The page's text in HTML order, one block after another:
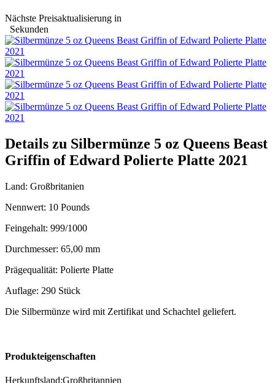
Nächste Preisaktualisierung in
Sekunden
Details zu Silbermünze 5 oz Queens Beast
Griffin of Edward Polierte Platte 2021
Land: Großbritanien
Nennwert: 10 Pounds
Feingehalt: 999/1000
Durchmesser: 65,00 mm
Prägequalität: Polierte Platte
Auflage: 290 Stück
Die Silbermünze wird mit Zertifikat und Schachtel geliefert.
Produkteigenschaften
Herkunftsland:Großbritannien